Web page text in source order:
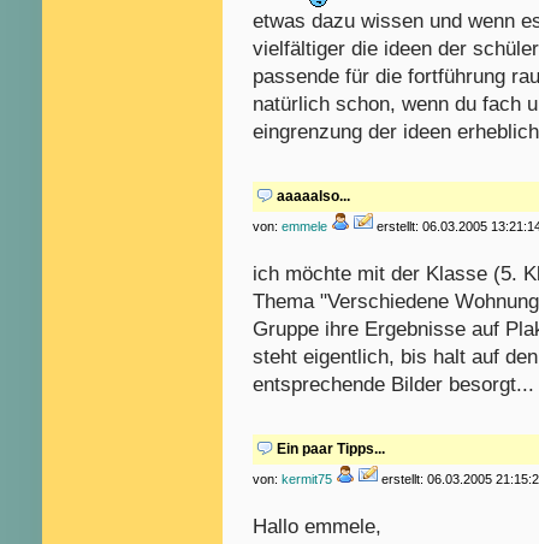
etwas dazu wissen und wenn
vielfältiger die ideen der
passende für die fortführung
natürlich schon, wenn du fach
eingrenzung der ideen
aaaaalso...
von: emmele erstellt: 06.03.2005
ich möchte mit der Klasse (5.
Thema "Verschiedene
Gruppe ihre Ergebnisse auf
steht eigentlich, bis halt auf
entsprechende Bilder
Ein paar Tipps...
von: kermit75 erstellt: 06.03.2005
Hallo emmele,